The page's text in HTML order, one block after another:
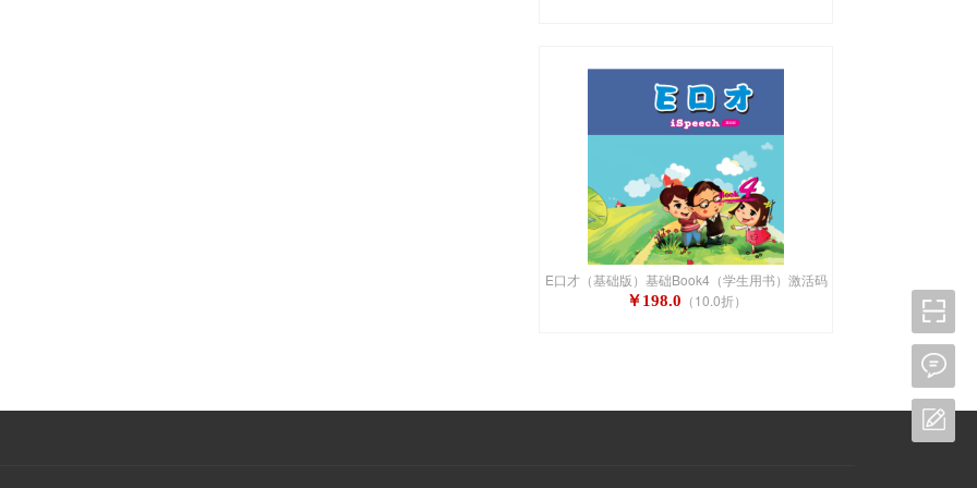
E口才（基础版）基础Book4（学生用书）激活码
￥198.0 （10.0折）